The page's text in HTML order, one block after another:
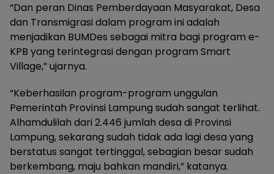
“Dan peran Dinas Pemberdayaan Masyarakat, Desa
dan Transmigrasi dalam program ini adalah
menjadikan BUMDes sebagai mitra bagi program e-
KPB yang terintegrasi dengan program Smart
Village,” ujarnya.
“Keberhasilan program-program unggulan
Pemerintah Provinsi Lampung sudah sangat terlihat.
Alhamdulilah dari 2.446 jumlah desa di Provinsi
Lampung, sekarang sudah tidak ada lagi desa yang
berstatus sangat tertinggal, sebagian besar sudah
berkembang, maju bahkan mandiri,” katanya.